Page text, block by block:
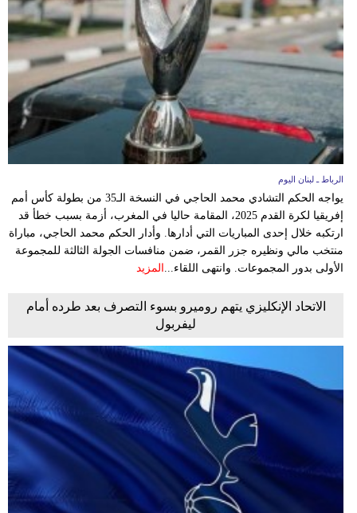
فيديو
سيارات
الرباط ـ لبنان اليوم
يواجه الحكم التشادي محمد الحاجي في النسخة الـ35 من بطولة كأس أمم
إفريقيا لكرة القدم 2025، المقامة حاليا في المغرب، أزمة بسبب خطأ قد
ارتكبه خلال إحدى المباريات التي أدارها. وأدار الحكم محمد الحاجي، مباراة
منتخب مالي ونظيره جزر القمر، ضمن منافسات الجولة الثالثة للمجموعة
الأولى بدور المجموعات. وانتهى اللقاء... المزيد
الاتحاد الإنكليزي يتهم روميرو بسوء التصرف بعد طرده أمام
ليفربول